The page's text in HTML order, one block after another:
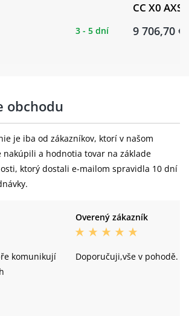
3 - 5 dní
CC X0 AXS
9 706,70 €
obchodu
je iba od zákazníkov, ktorí v našom
nakúpili a hodnotia tovar na základe
ktorý dostali e-mailom spravidla 10 dní
komunikují
Overený zákazník
Doporučuji,vše v pohodě.